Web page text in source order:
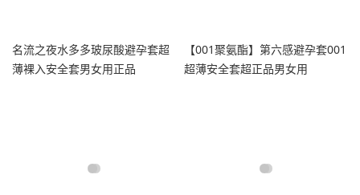
名流之夜水多多玻尿酸避孕套超
薄裸入安全套男女用正品
【001聚氨酯】第六感避孕套001
超薄安全套超正品男女用